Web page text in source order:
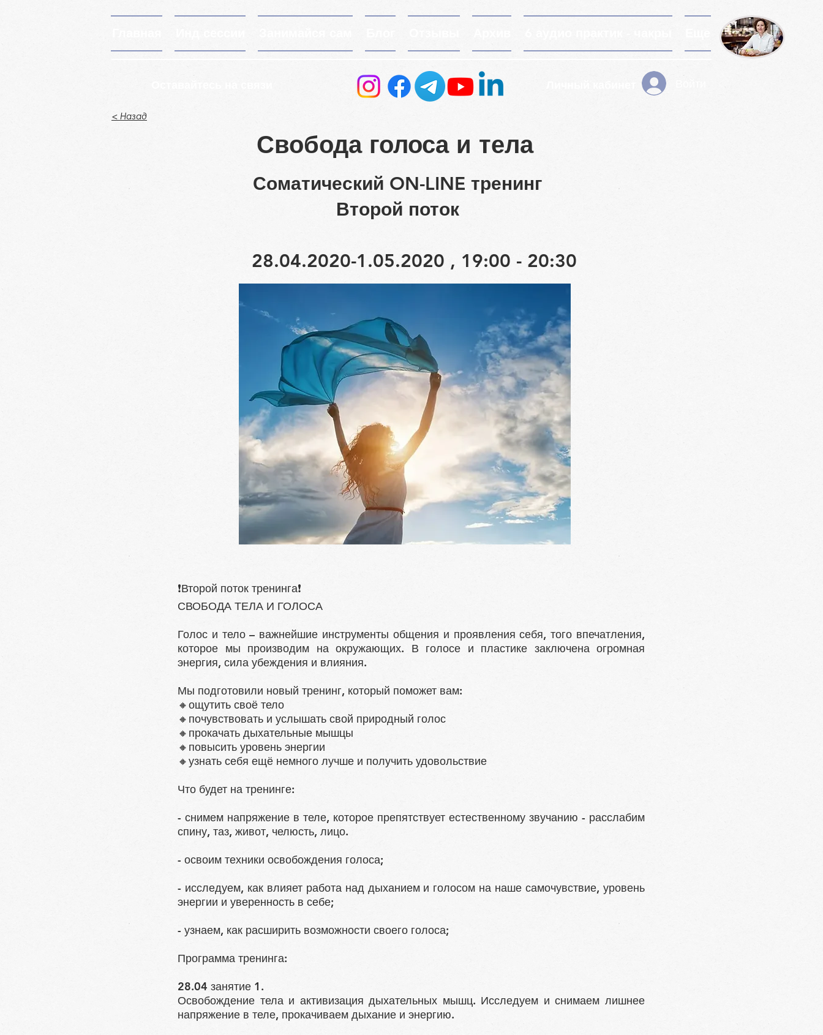
< Назад
Свобода голоса и тела
Соматический ON-LINE тренинг
Второй поток
28.04.2020-1.05.2020 , 19:00 - 20:30
❗Второй поток тренинга❗
СВОБОДА ТЕЛА И ГОЛОСА
Голос и тело – важнейшие инструменты общения и проявления себя, того впечатления,
которое мы производим на окружающих. В голосе и пластике заключена огромная
энергия, сила убеждения и влияния.
Мы подготовили новый тренинг, который поможет вам:
🔸️ощутить своё тело
🔸️почувствовать и услышать свой природный голос
🔸️прокачать дыхательные мышцы
🔸️повысить уровень энергии
🔸️узнать себя ещё немного лучше и получить удовольствие
Что будет на тренинге:
- снимем напряжение в теле, которое препятствует естественному звучанию - расслабим
спину, таз, живот, челюсть, лицо.
- освоим техники освобождения голоса;
- исследуем, как влияет работа над дыханием и голосом на наше самочувствие, уровень
энергии и уверенность в себе;
- узнаем, как расширить возможности своего голоса;
Программа тренинга:
28.04 занятие 1.
Освобождение тела и активизация дыхательных мышц. Исследуем и снимаем лишнее
напряжение в теле, прокачиваем дыхание и энергию.